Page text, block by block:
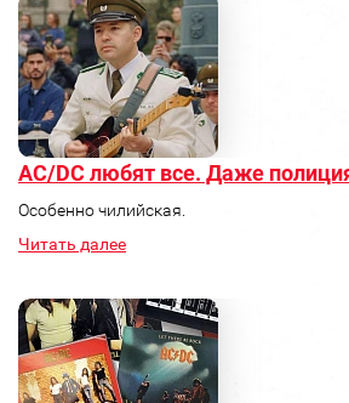
AC/DC любят все. Даже
Особенно чилийская.
Читать далее